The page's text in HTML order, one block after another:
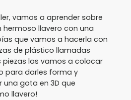
vamos a aprender sobre
hermoso llavero con una
que vamos a hacerla con
de plástico llamadas
piezas las vamos a colocar
para darles forma y
una gota en 3D que
llavero!